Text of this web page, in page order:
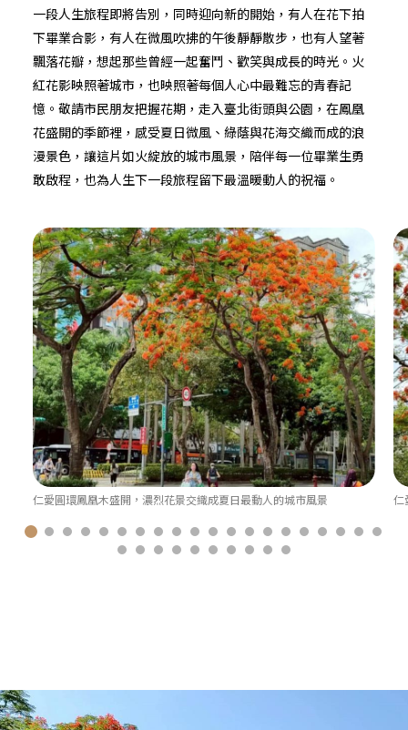
一段人生旅程即將告別，同時迎向新的開始，有人在花下拍
下畢業合影，有人在微風吹拂的午後靜靜散步，也有人望著
飄落花瓣，想起那些曾經一起奮鬥、歡笑與成長的時光。火
紅花影映照著城市，也映照著每個人心中最難忘的青春記
憶。敬請市民朋友把握花期，走入臺北街頭與公園，在鳳凰
花盛開的季節裡，感受夏日微風、綠蔭與花海交織而成的浪
漫景色，讓這片如火綻放的城市風景，陪伴每一位畢業生勇
敢啟程，也為人生下一段旅程留下最溫暖動人的祝福。
仁愛圓環鳳凰木盛開，濃烈花景交織成夏日最動人的城市風景 仁